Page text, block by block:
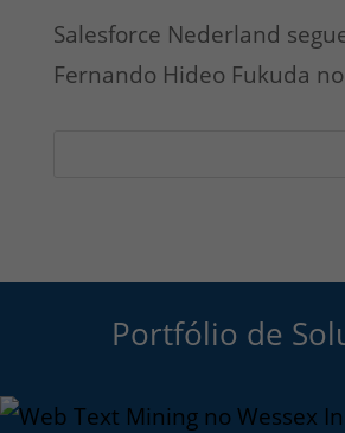
Salesforce Nederland
Fernando Hideo Fukuda
Portfólio de